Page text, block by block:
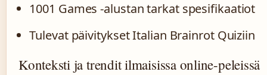
1001 Games -alustan tarkat spesifikaatiot
Tulevat päivitykset Italian Brainrot Quiziin
Konteksti ja trendit ilmaisissa online-peleissä